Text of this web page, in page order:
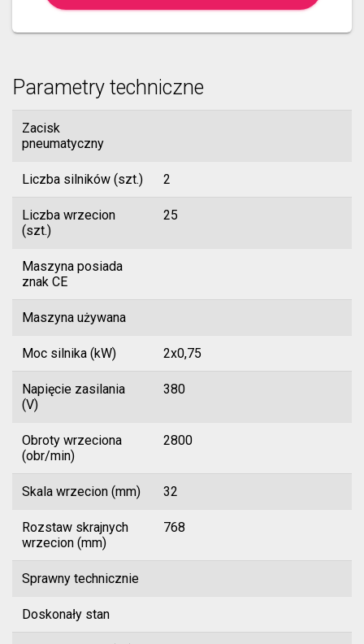
Parametry techniczne
Zacisk
pneumatyczny
Liczba silników (szt.) 2
Liczba wrzecion
(szt.)
25
Maszyna posiada
znak CE
Maszyna używana
Moc silnika (kW) 2x0,75
Napięcie zasilania
(V)
380
Obroty wrzeciona
(obr/min)
2800
Skala wrzecion (mm) 32
Rozstaw skrajnych
wrzecion (mm)
768
Sprawny technicznie
Doskonały stan